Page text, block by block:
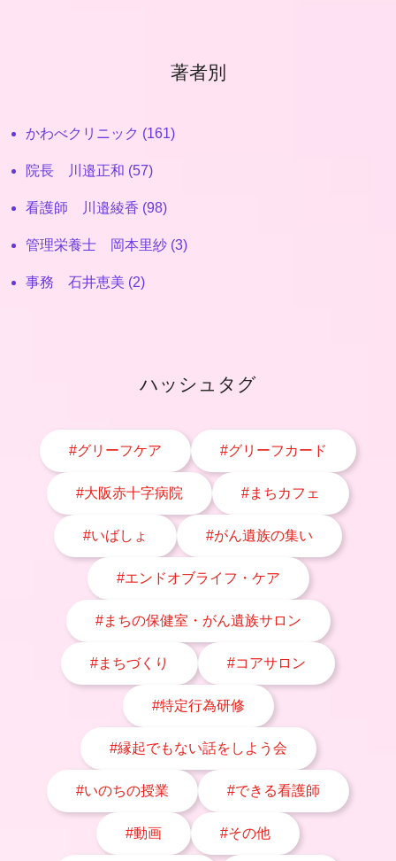
著者別
かわべクリニック (161)
院長 川邉正和 (57)
看護師 川邉綾香 (98)
管理栄養士 岡本里紗 (3)
事務 石井恵美 (2)
ハッシュタグ
#グリーフケア #グリーフカード
#大阪赤十字病院 #まちカフェ
#いばしょ #がん遺族の集い
#エンドオブライフ・ケア
#まちの保健室・がん遺族サロン
#まちづくり #コアサロン
#特定行為研修
#縁起でもない話をしよう会
#いのちの授業 #できる看護師
#動画 #その他